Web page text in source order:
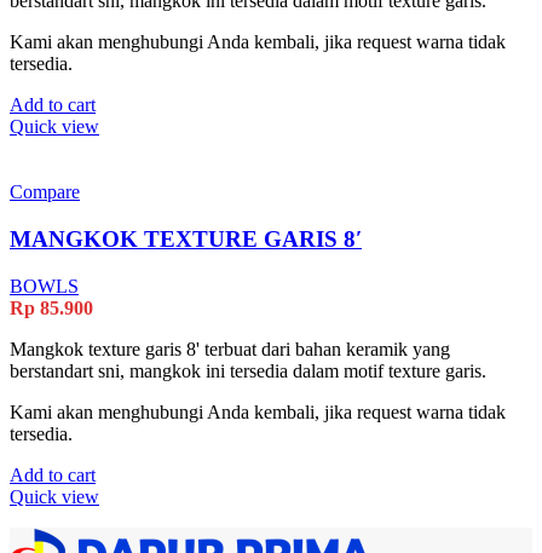
Kami akan menghubungi Anda kembali, jika request warna tidak
tersedia.
Add to cart
Quick view
Compare
MANGKOK TEXTURE GARIS 8′
BOWLS
Rp 85.900
Mangkok texture garis 8' terbuat dari bahan keramik yang
berstandart sni, mangkok ini tersedia dalam motif texture garis.
Kami akan menghubungi Anda kembali, jika request warna tidak
tersedia.
Add to cart
Quick view